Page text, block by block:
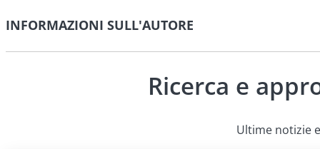
INFORMAZIONI SULL'AUTORE
Ricerca e
Ultime notizie